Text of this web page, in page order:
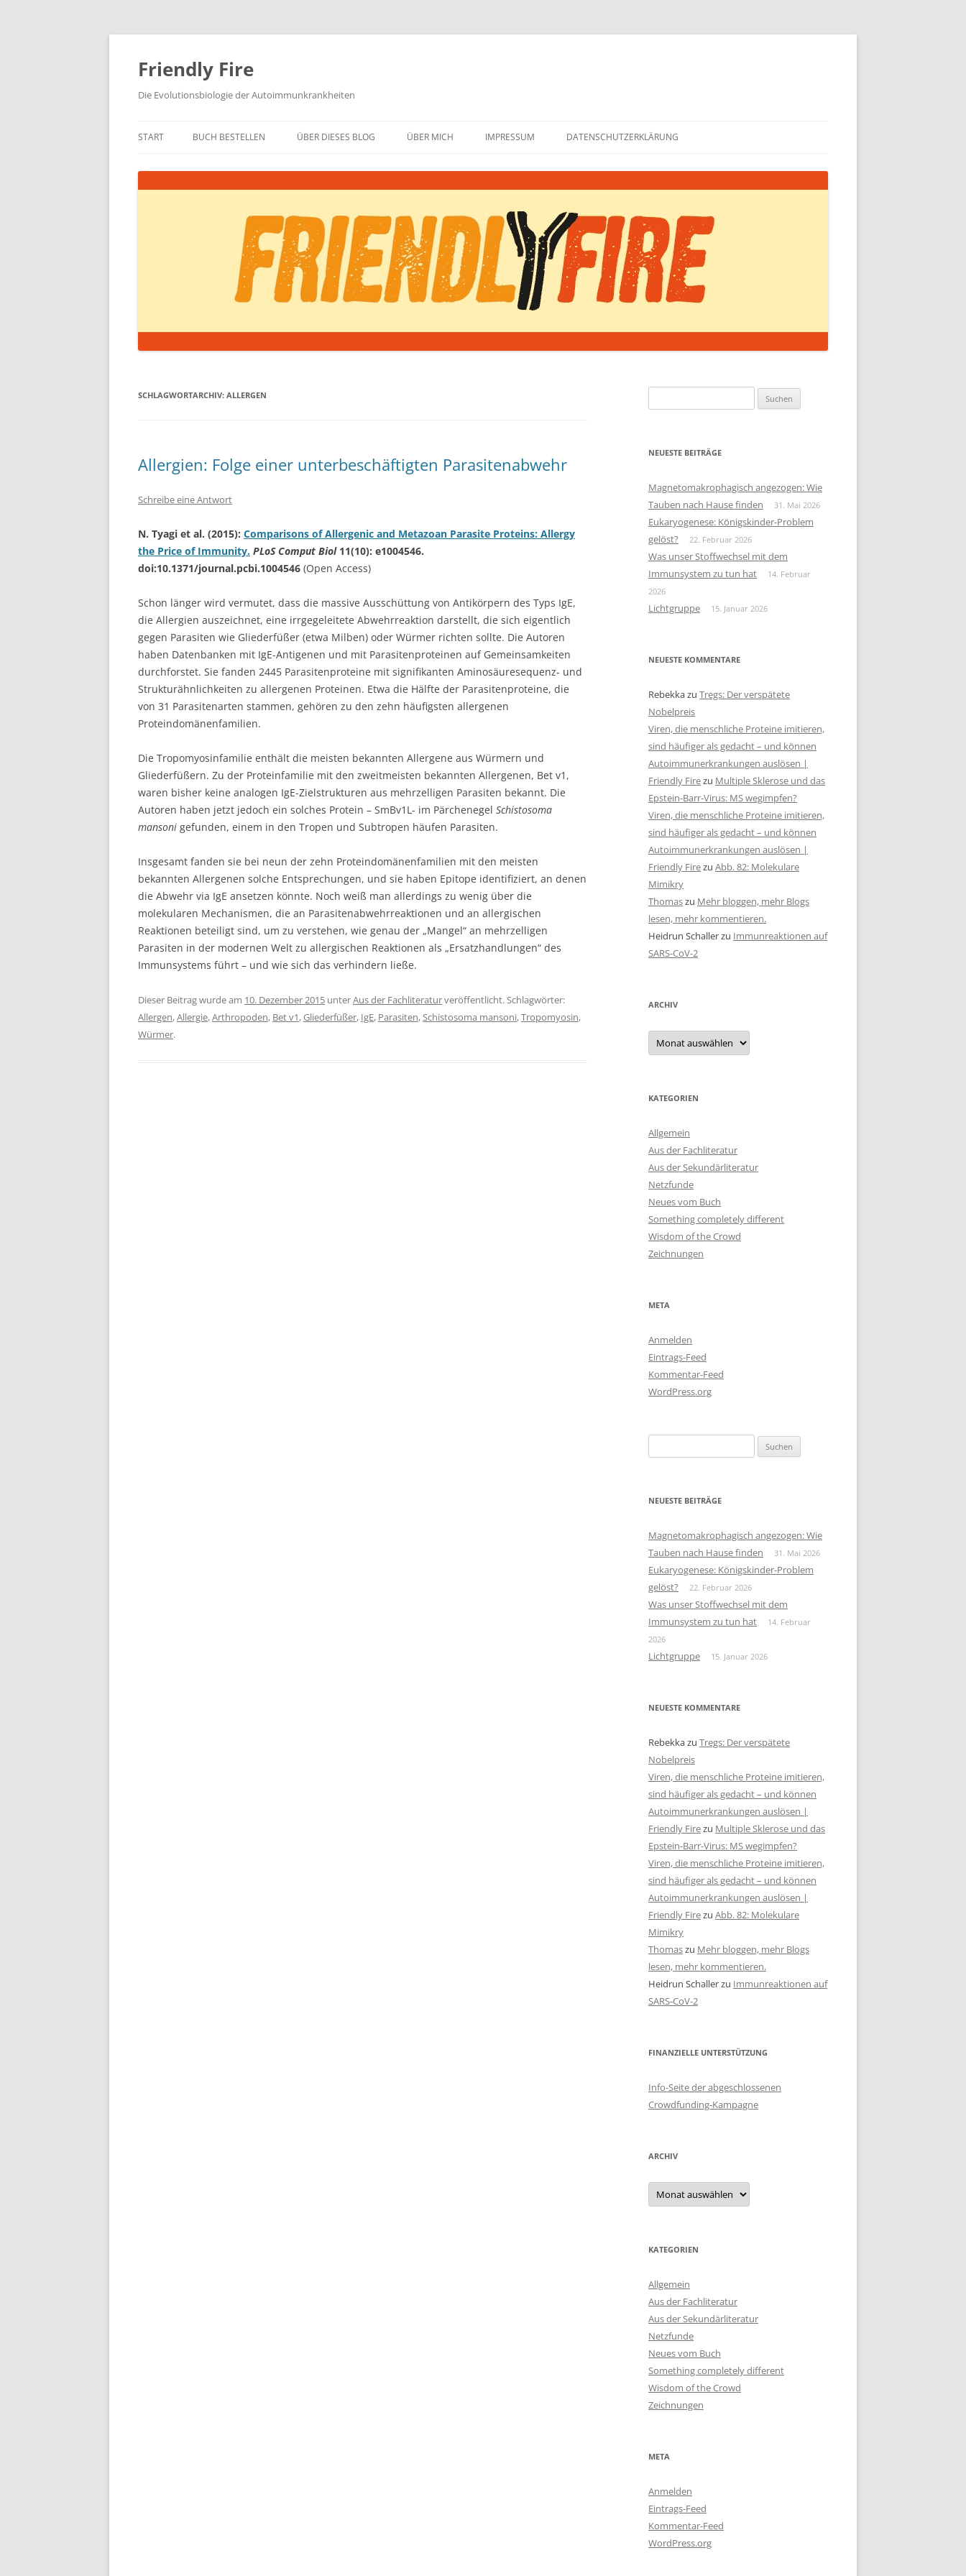
Zum
springen
Friendly Fire
Die Evolutionsbiologie der Autoimmunkrankheiten
START BUCH BESTELLEN ÜBER DIESES BLOG ÜBER MICH IMPRESSUM DATENSCHUTZERKLÄRUNG
SCHLAGWORTARCHIV: ALLERGEN
Allergien: Folge einer unterbeschäftigten Parasitenabwehr
Schreibe eine Antwort
N. Tyagi et al. (2015): Comparisons of Allergenic and Metazoan Parasite Proteins: Allergy
the Price of Immunity. PLoS Comput Biol11(10): e1004546.
doi:10.1371/journal.pcbi.1004546 (Open Access)
Schon länger wird vermutet, dass die massive Ausschüttung von Antikörpern des Typs IgE,
die Allergien auszeichnet, eine irrgegeleitete Abwehrreaktion darstellt, die sich eigentlich
gegen Parasiten wie Gliederfüßer (etwa Milben) oder Würmer richten sollte. Die Autoren
haben Datenbanken mit IgE-Antigenen und mit Parasitenproteinen auf Gemeinsamkeiten
durchforstet. Sie fanden 2445 Parasitenproteine mit signifikanten Aminosäuresequenz- und
Strukturähnlichkeiten zu allergenen Proteinen. Etwa die Hälfte der Parasitenproteine, die
von 31 Parasitenarten stammen, gehören zu den zehn häufigsten allergenen
Proteindomänenfamilien.
Die Tropomyosinfamilie enthält die meisten bekannten Allergene aus Würmern und
Gliederfüßern. Zu der Proteinfamilie mit den zweitmeisten bekannten Allergenen, Bet v1,
waren bisher keine analogen IgE-Zielstrukturen aus mehrzelligen Parasiten bekannt. Die
Autoren haben jetzt jedoch ein solches Protein – SmBv1L- im Pärchenegel Schistosoma
mansoni gefunden, einem in den Tropen und Subtropen häufen Parasiten.
Insgesamt fanden sie bei neun der zehn Proteindomänenfamilien mit den meisten
bekannten Allergenen solche Entsprechungen, und sie haben Epitope identifiziert, an denen
die Abwehr via IgE ansetzen könnte. Noch weiß man allerdings zu wenig über die
molekularen Mechanismen, die an Parasitenabwehrreaktionen und an allergischen
Reaktionen beteiligt sind, um zu verstehen, wie genau der „Mangel“ an mehrzelligen
Parasiten in der modernen Welt zu allergischen Reaktionen als „Ersatzhandlungen“ des
Immunsystems führt – und wie sich das verhindern ließe.
Dieser Beitrag wurde am 10. Dezember 2015 unterAus der Fachliteraturveröffentlicht. Schlagwörter:
Allergen,Allergie,Arthropoden, Bet v1,Gliederfüßer, IgE, Parasiten,Schistosoma mansoni,Tropomyosin,
Würmer.
nach:
NEUESTE BEITRÄGE
Magnetomakrophagisch angezogen: Wie
Tauben nach Hause finden
31. Mai 2026
Eukaryogenese: Königskinder-Problem
gelöst?
22. Februar 2026
Was unser Stoffwechsel mit dem
Immunsystem zu tun hat
14. Februar
2026
Lichtgruppe 15. Januar 2026
NEUESTE KOMMENTARE
Rebekkazu Tregs: Der verspätete
Nobelpreis
Viren, die menschliche Proteine imitieren,
sind häufiger als gedacht – und können
Autoimmunerkrankungen auslösen |
Friendly Firezu Multiple Sklerose und das
Epstein-Barr-Virus: MS wegimpfen?
Viren, die menschliche Proteine imitieren,
sind häufiger als gedacht – und können
Autoimmunerkrankungen auslösen |
Friendly Firezu Abb. 82: Molekulare
Mimikry
Thomaszu Mehr bloggen, mehr Blogs
lesen, mehr kommentieren.
Heidrun Schallerzu Immunreaktionen auf
SARS-CoV-2
ARCHIV
Archiv
KATEGORIEN
Allgemein
Aus der Fachliteratur
Aus der Sekundärliteratur
Netzfunde
Neues vom Buch
Something completely different
Wisdom of the Crowd
Zeichnungen
META
Anmelden
Eintrags-Feed
Kommentar-Feed
WordPress.org
nach:
NEUESTE BEITRÄGE
Magnetomakrophagisch angezogen: Wie
Tauben nach Hause finden
31. Mai 2026
Eukaryogenese: Königskinder-Problem
gelöst?
22. Februar 2026
Was unser Stoffwechsel mit dem
Immunsystem zu tun hat
14. Februar
2026
Lichtgruppe 15. Januar 2026
NEUESTE KOMMENTARE
Rebekkazu Tregs: Der verspätete
Nobelpreis
Viren, die menschliche Proteine imitieren,
sind häufiger als gedacht – und können
Autoimmunerkrankungen auslösen |
Friendly Firezu Multiple Sklerose und das
Epstein-Barr-Virus: MS wegimpfen?
Viren, die menschliche Proteine imitieren,
sind häufiger als gedacht – und können
Autoimmunerkrankungen auslösen |
Friendly Firezu Abb. 82: Molekulare
Mimikry
Thomaszu Mehr bloggen, mehr Blogs
lesen, mehr kommentieren.
Heidrun Schallerzu Immunreaktionen auf
SARS-CoV-2
FINANZIELLE UNTERSTÜTZUNG
Info-Seite der abgeschlossenen
Crowdfunding-Kampagne
ARCHIV
Archiv
KATEGORIEN
Allgemein
Aus der Fachliteratur
Aus der Sekundärliteratur
Netzfunde
Neues vom Buch
Something completely different
Wisdom of the Crowd
Zeichnungen
META
Anmelden
Eintrags-Feed
Kommentar-Feed
WordPress.org